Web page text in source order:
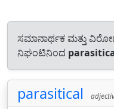
ಸಮಾನಾರ್ಥಕ ಮತ್ತು
ನಿಘಂಟಿನಿಂದ
parasitical